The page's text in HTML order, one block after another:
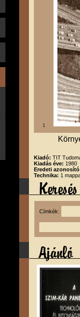
1
Kiadó: TIT
Kiadás éve: 1980
Eredeti
Technika: 1
Címkék: